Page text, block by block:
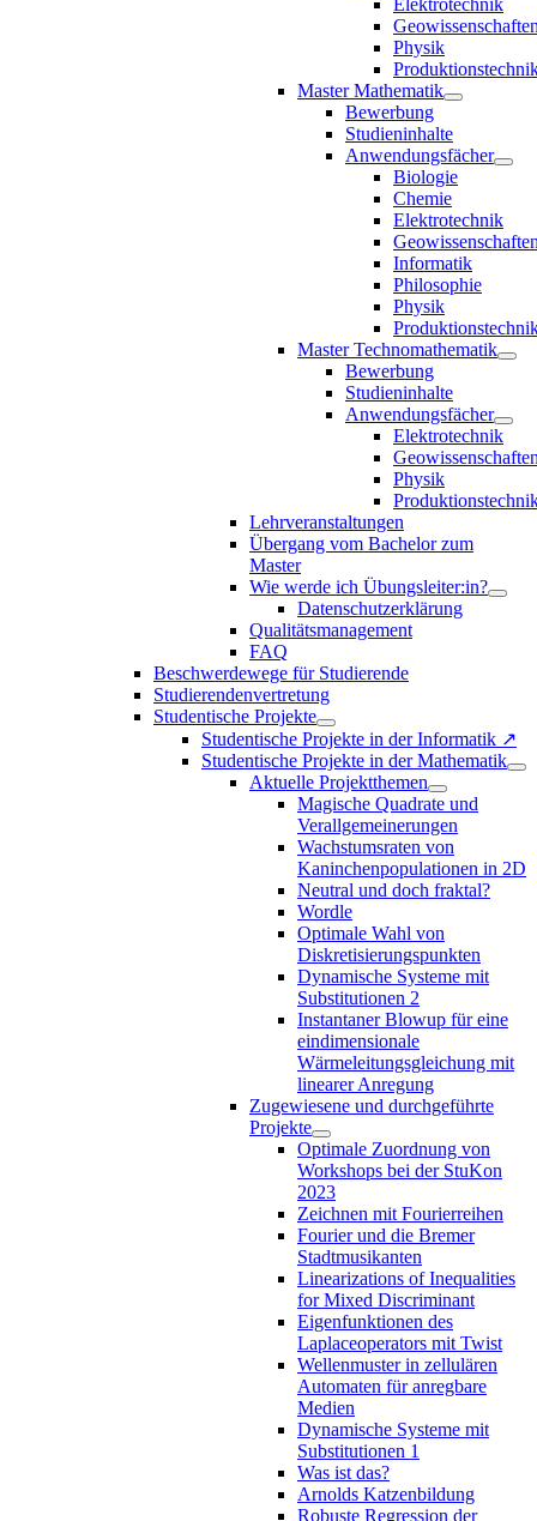
Physik
Master Mathematik
Bewerbung
Studieninhalte
Anwendungsfächer
Biologie
Chemie
Elektrotechnik
Informatik
Philosophie
Physik
Master Technomathematik
Bewerbung
Studieninhalte
Anwendungsfächer
Elektrotechnik
Physik
Lehrveranstaltungen
Übergang vom Bachelor zum
Master
Wie werde ich Übungsleiter:in?
Datenschutzerklärung
Qualitätsmanagement
FAQ
Beschwerdewege für Studierende
Studierendenvertretung
Studentische Projekte
Studentische Projekte in der Informatik ↗
Studentische Projekte in der Mathematik
Aktuelle Projektthemen
Magische Quadrate und
Verallgemeinerungen
Wachstumsraten von
Kaninchenpopulationen in 2D
Neutral und doch fraktal?
Wordle
Optimale Wahl von
Diskretisierungspunkten
Dynamische Systeme mit
Substitutionen 2
Instantaner Blowup für eine
eindimensionale
Wärmeleitungsgleichung mit
linearer Anregung
Zugewiesene und durchgeführte
Projekte
Optimale Zuordnung von
Workshops bei der StuKon
2023
Zeichnen mit Fourierreihen
Fourier und die Bremer
Stadtmusikanten
Linearizations of Inequalities
for Mixed Discriminant
Eigenfunktionen des
Laplaceoperators mit Twist
Wellenmuster in zellulären
Automaten für anregbare
Medien
Dynamische Systeme mit
Substitutionen 1
Was ist das?
Arnolds Katzenbildung
Robuste Regression der